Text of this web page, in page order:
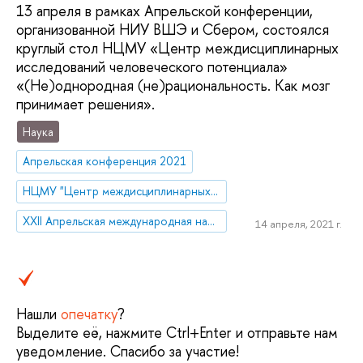
13 апреля в рамках Апрельской конференции,
организованной НИУ ВШЭ и Сбером, состоялся
круглый стол НЦМУ «Центр междисциплинарных
исследований человеческого потенциала»
«(Не)однородная (не)рациональность. Как мозг
принимает решения».
Наука
Апрельская конференция 2021
НЦМУ "Центр междисциплинарных исследований человеческого потенциала"
XXII Апрельская международная научная конференция по проблемам развития экономики и общества
14 апреля, 2021 г.
Нашли опечатку?
Выделите её, нажмите Ctrl+Enter и отправьте нам
уведомление. Спасибо за участие!